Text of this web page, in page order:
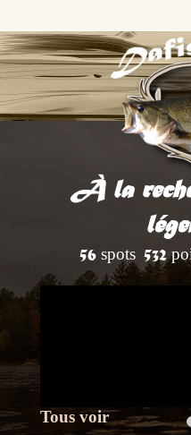
À la
56spots 532
Tous voir